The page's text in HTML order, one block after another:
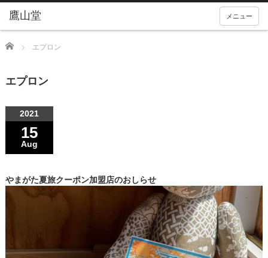
メニュー
Home エプロン
エプロン
2021
15
Aug
やまがた夏旅クーポン加盟店のおしらせ